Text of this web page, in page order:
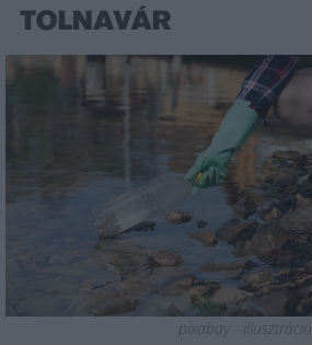
pixabay - illusztráció